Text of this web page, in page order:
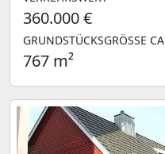
360.000 €
GRUNDSTÜCKSGRÖSSE CA.
767 m²